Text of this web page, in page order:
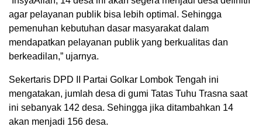
agar pelayanan publik bisa lebih optimal. Sehingga
pemenuhan kebutuhan dasar masyarakat dalam
mendapatkan pelayanan publik yang berkualitas dan
berkeadilan,” ujarnya.
Sekertaris DPD II Partai Golkar Lombok Tengah ini
mengatakan, jumlah desa di gumi Tatas Tuhu Trasna saat
ini sebanyak 142 desa. Sehingga jika ditambahkan 14
akan menjadi 156 desa.